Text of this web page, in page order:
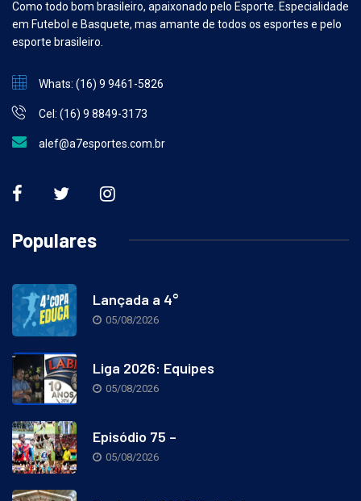
Como todo bom brasileiro, apaixonado pelo Esporte. Especialidade
em Futebol e Basquete, mas amante de todos os esportes e pelo
esporte brasileiro.
Whats: (16) 9 9461-5826
Cel: (16) 9 8849-3173
alef@a7esportes.com.br
Populares
Lançada a 4°
05/08/2026
Liga 2026: Equipes
05/08/2026
Episódio 75 –
05/08/2026